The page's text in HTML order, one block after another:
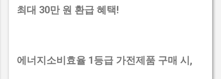
최대 30만 원 환급 혜택!
에너지소비효율 1등급 가전제품 구매 시,